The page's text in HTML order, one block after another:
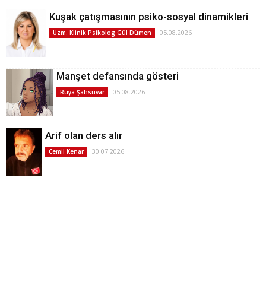
Kuşak çatışmasının psiko-sosyal dinamikleri
Uzm. Klinik Psikolog Gül Dümen 05.08.2026
Manşet defansında gösteri
Rüya Şahsuvar 05.08.2026
Arif olan ders alır
Cemil Kenar 30.07.2026